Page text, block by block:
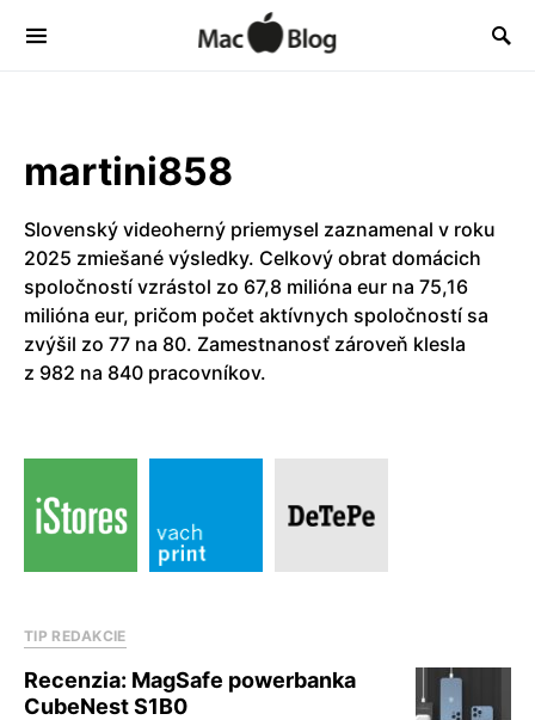
martini858
Slovenský videoherný priemysel zaznamenal v roku
2025 zmiešané výsledky. Celkový obrat domácich
spoločností vzrástol zo 67,8 milióna eur na 75,16
milióna eur, pričom počet aktívnych spoločností sa
zvýšil zo 77 na 80. Zamestnanosť zároveň klesla
z 982 na 840 pracovníkov.
TIP REDAKCIE
Recenzia: MagSafe powerbanka
CubeNest S1B0